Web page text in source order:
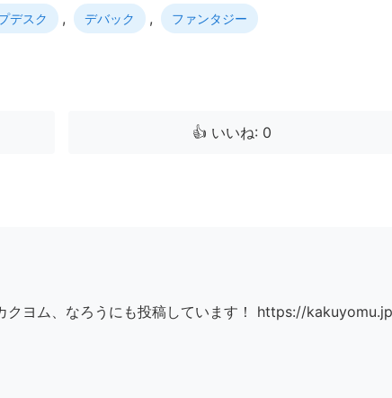
デスク , デバック , ファンタジー
👍 いいね: 0
クヨム、なろうにも投稿しています！ https://